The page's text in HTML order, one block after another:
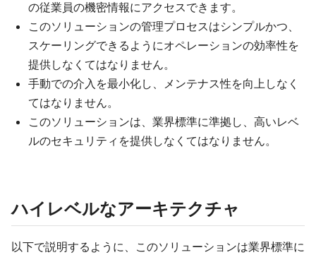
の従業員の機密情報にアクセスできます。
このソリューションの管理プロセスはシンプルかつ、
スケーリングできるようにオペレーションの効率性を
提供しなくてはなりません。
手動での介入を最小化し、メンテナス性を向上しなく
てはなりません。
このソリューションは、業界標準に準拠し、高いレベ
ルのセキュリティを提供しなくてはなりません。
ハイレベルなアーキテクチャ
以下で説明するように、このソリューションは業界標準に